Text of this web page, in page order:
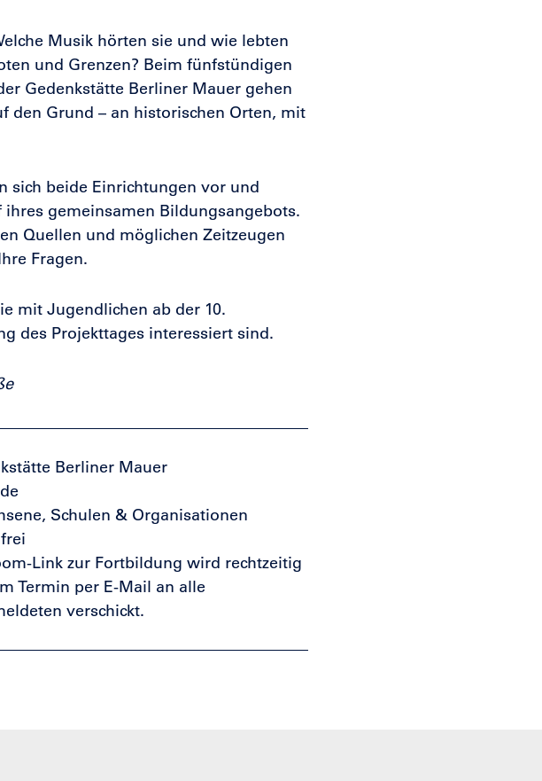
Musik hörten sie und wie lebten
und Grenzen? Beim fünfstündigen
Gedenkstätte Berliner Mauer gehen
den Grund – an historischen Orten, mit
sich beide Einrichtungen vor und
gemeinsamen Bildungsangebots.
Quellen und möglichen Zeitzeugen
Fragen.
mit Jugendlichen ab der 10.
des Projekttages interessiert sind.
Berliner Mauer
Schulen & Organisationen
Link zur Fortbildung wird rechtzeitig
Termin per E-Mail an alle
verschickt.